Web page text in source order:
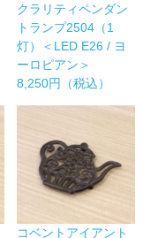
クラリティペンダン
トランプ2504（1
灯）＜LED E26 / ヨ
ーロピアン＞
8,250円（税込）
コベントアイアント